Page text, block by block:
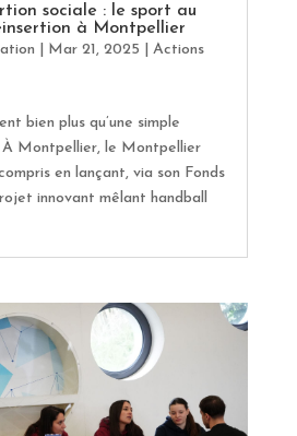
sociale : le sport au
à Montpellier
Mar 21, 2025
Actions
bien plus qu’une simple
Montpellier, le Montpellier
en lançant, via son Fonds
innovant mêlant handball